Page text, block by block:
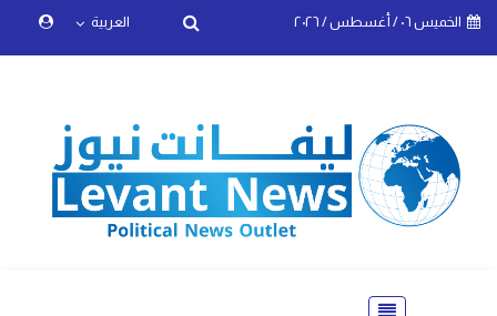
الخميس ٠٦ / أغسطس / ٢٠٢٦ العربية